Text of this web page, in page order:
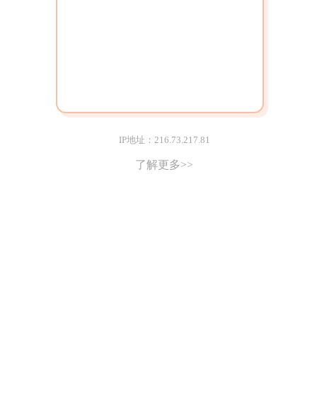
IP地址：216.73.217.81
了解更多>>